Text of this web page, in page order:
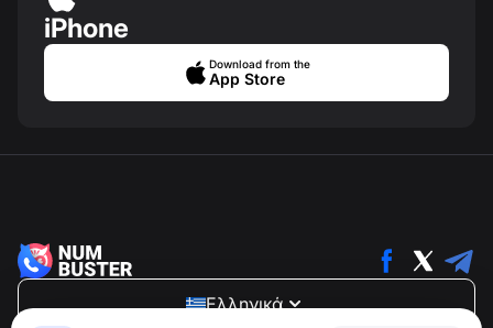
iPhone
Download from the
App Store
Ελληνικά